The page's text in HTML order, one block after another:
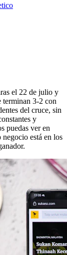
el 22 de julio y
terminan 3-2 con
del cruce, sin
y
puedas ver en
está en los